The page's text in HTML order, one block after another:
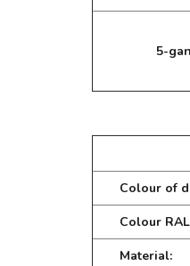
5-
Colour of
Colour
Material: